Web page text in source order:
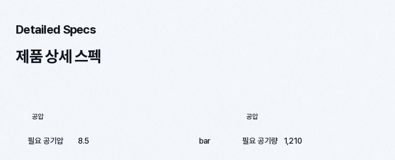
Detailed Specs
제품 상세 스펙
공압
필요 공기압 8.5 bar
공압
필요 공기량 1,210